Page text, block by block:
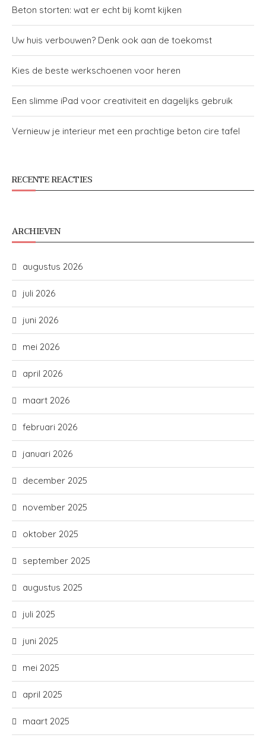
Beton storten: wat er echt bij komt kijken
Uw huis verbouwen? Denk ook aan de toekomst
Kies de beste werkschoenen voor heren
Een slimme iPad voor creativiteit en dagelijks gebruik
Vernieuw je interieur met een prachtige beton cire tafel
RECENTE REACTIES
ARCHIEVEN
augustus 2026
juli 2026
juni 2026
mei 2026
april 2026
maart 2026
februari 2026
januari 2026
december 2025
november 2025
oktober 2025
september 2025
augustus 2025
juli 2025
juni 2025
mei 2025
april 2025
maart 2025